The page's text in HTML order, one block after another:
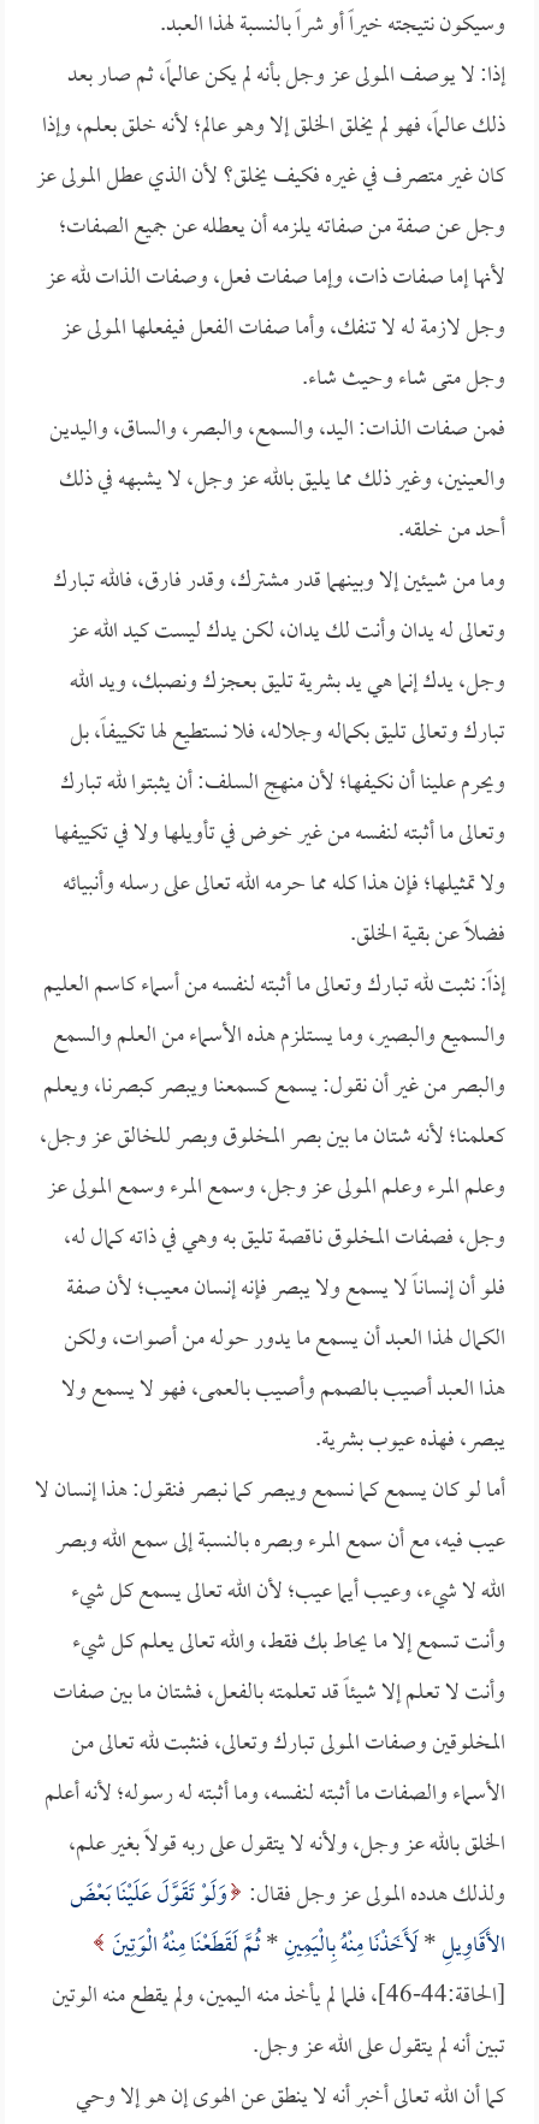
وسيكون نتيجته خيراً أو شراً بالنسبة لهذا العبد.
إذا: لا يوصف المولى عز وجل بأنه لم يكن عالماً، ثم صار بعد
ذلك عالماً، فهو لم يخلق الخلق إلا وهو عالم؛ لأنه خلق بعلم، وإذا
كان غير متصرف في غيره فكيف يخلق؟ لأن الذي عطل المولى عز
وجل عن صفة من صفاته يلزمه أن يعطله عن جميع الصفات؛
لأنها إما صفات ذات، وإما صفات فعل، وصفات الذات لله عز
وجل لازمة له لا تنفك، وأما صفات الفعل فيفعلها المولى عز
وجل متى شاء وحيث شاء.
فمن صفات الذات: اليد، والسمع، والبصر، والساق، واليدين
والعينين، وغير ذلك مما يليق بالله عز وجل، لا يشبهه في ذلك
أحد من خلقه.
وما من شيئين إلا وبينهما قدر مشترك، وقدر فارق، فالله تبارك
وتعالى له يدان وأنت لك يدان، لكن يدك ليست كيد الله عز
وجل، يدك إنما هي يد بشرية تليق بعجزك ونصبك، ويد الله
تبارك وتعالى تليق بكماله وجلاله، فلا نستطيع لها تكييفاً، بل
ويحرم علينا أن نكيفها؛ لأن منهج السلف: أن يثبتوا لله تبارك
وتعالى ما أثبته لنفسه من غير خوض في تأويلها ولا في تكييفها
ولا تمثيلها؛ فإن هذا كله مما حرمه الله تعالى على رسله وأنبيائه
فضلاً عن بقية الخلق.
إذاً: نثبت لله تبارك وتعالى ما أثبته لنفسه من أسماء كاسم العليم
والسميع والبصير، وما يستلزم هذه الأسماء من العلم والسمع
والبصر من غير أن نقول: يسمع كسمعنا ويبصر كبصرنا، ويعلم
كعلمنا؛ لأنه شتان ما بين بصر المخلوق وبصر للخالق عز وجل،
وعلم المرء وعلم المولى عز وجل، وسمع المرء وسمع المولى عز
وجل، فصفات المخلوق ناقصة تليق به وهي في ذاته كمال له،
فلو أن إنساناً لا يسمع ولا يبصر فإنه إنسان معيب؛ لأن صفة
الكمال لهذا العبد أن يسمع ما يدور حوله من أصوات، ولكن
هذا العبد أصيب بالصمم وأصيب بالعمى، فهو لا يسمع ولا
يبصر، فهذه عيوب بشرية.
أما لو كان يسمع كما نسمع ويبصر كما نبصر فنقول: هذا إنسان لا
عيب فيه، مع أن سمع المرء وبصره بالنسبة إلى سمع الله وبصر
الله لا شيء، وعيب أيما عيب؛ لأن الله تعالى يسمع كل شيء
وأنت تسمع إلا ما يحاط بك فقط، والله تعالى يعلم كل شيء
وأنت لا تعلم إلا شيئاً قد تعلمته بالفعل، فشتان ما بين صفات
المخلوقين وصفات المولى تبارك وتعالى، فنثبت لله تعالى من
الأسماء والصفات ما أثبته لنفسه، وما أثبته له رسوله؛ لأنه أعلم
الخلق بالله عز وجل، ولأنه لا يتقول على ربه قولاً بغير علم،
ولذلك هدده المولى عز وجل فقال: وَلَوْ تَقَوَّلَ عَلَيْنَا بَعْضَ
الأَقَاوِيلِ*لَأَخَذْنَا مِنْهُ بِالْيَمِينِ*ثُمَّ لَقَطَعْنَا مِنْهُ الْوَتِينَ
[الحاقة:44-46]، فلما لم يأخذ منه اليمين، ولم يقطع منه الوتين
تبين أنه لم يتقول على الله عز وجل.
كما أن الله تعالى أخبر أنه لا ينطق عن الهوى إن هو إلا وحي